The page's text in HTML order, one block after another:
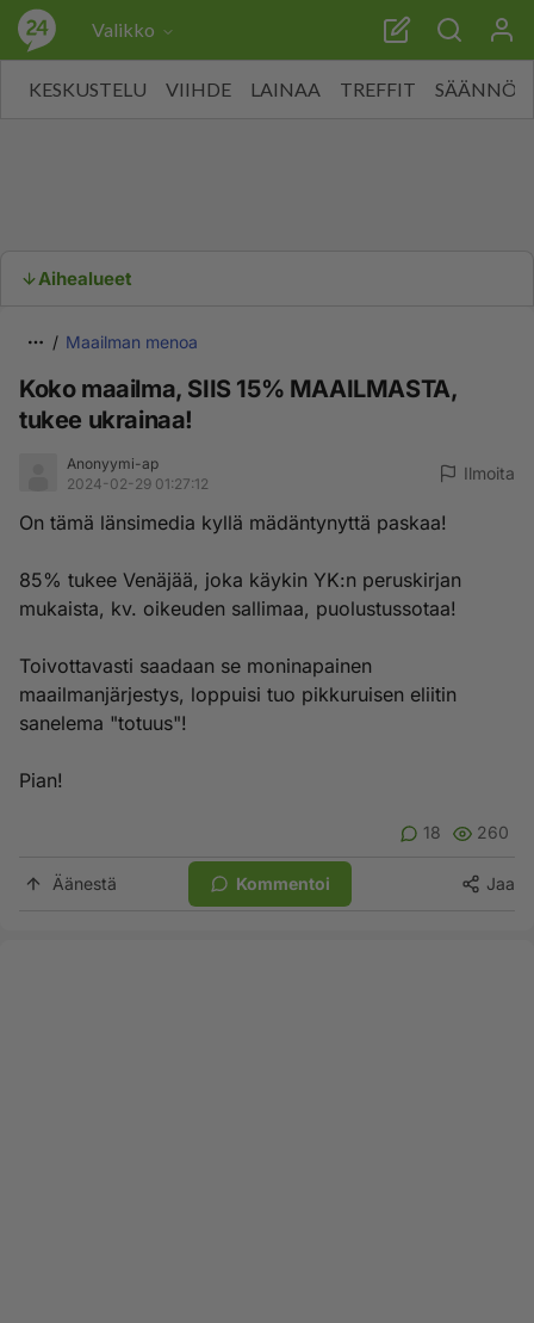
Valikko
KESKUSTELU VIIHDE LAINAA TREFFIT SÄÄNNÖT
Aihealueet
Maailman menoa
Koko maailma, SIIS 15% MAAILMASTA,
tukee ukrainaa!
Anonyymi-ap
2024-02-29 01:27:12
Ilmoita
On tämä länsimedia kyllä mädäntynyttä paskaa!
85% tukee Venäjää, joka käykin YK:n peruskirjan
mukaista, kv. oikeuden sallimaa, puolustussotaa!
Toivottavasti saadaan se moninapainen
maailmanjärjestys, loppuisi tuo pikkuruisen eliitin
sanelema "totuus"!
Pian!
18 260
Äänestä Kommentoi Jaa